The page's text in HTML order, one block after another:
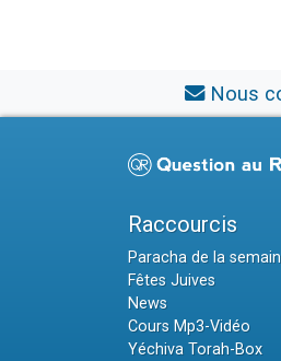
Nous
Raccourcis
Paracha de la
Fêtes Juives
News
Cours Mp3-Vidéo
Yéchiva Torah-Box